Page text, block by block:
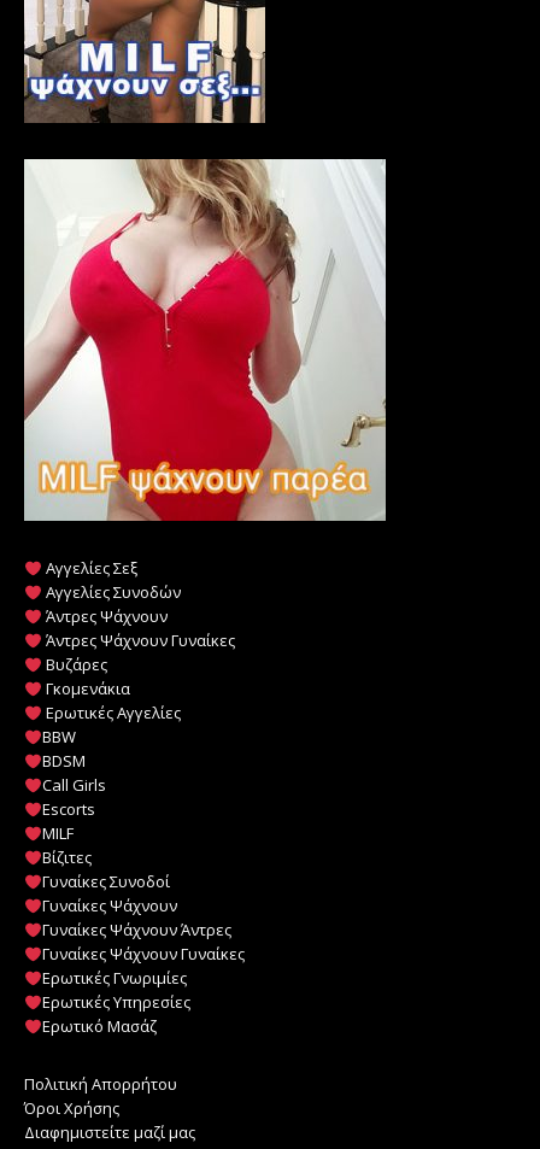
Αγγελίες Σεξ
Αγγελίες Συνοδών
Άντρες Ψάχνουν
Άντρες Ψάχνουν Γυναίκες
Βυζάρες
Γκομενάκια
Ερωτικές Αγγελίες
BBW
BDSM
Call Girls
Escorts
MILF
️Βίζιτες
Γυναίκες Συνοδοί
Γυναίκες Ψάχνουν
Γυναίκες Ψάχνουν Άντρες
Γυναίκες Ψάχνουν Γυναίκες
Ερωτικές Γνωριμίες
Ερωτικές Υπηρεσίες
Ερωτικό Μασάζ
Πολιτική Απορρήτου
Όροι Χρήσης
Διαφημιστείτε μαζί μας